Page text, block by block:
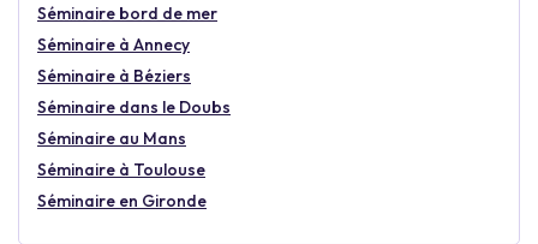
Séminaire bord de mer
Séminaire à Annecy
Séminaire à Béziers
Séminaire dans le Doubs
Séminaire au Mans
Séminaire à Toulouse
Séminaire en Gironde